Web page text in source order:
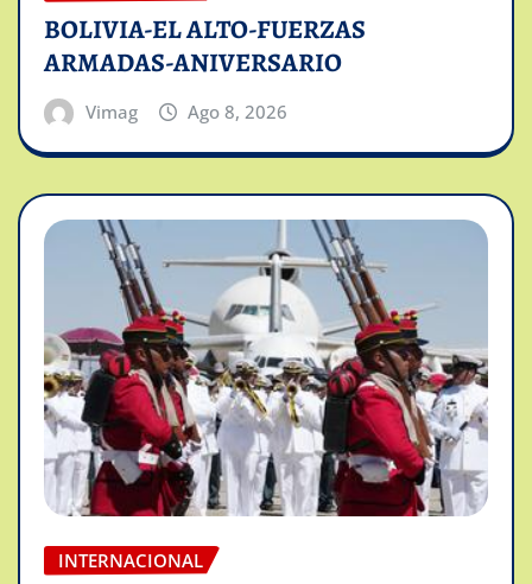
BOLIVIA-EL ALTO-FUERZAS
ARMADAS-ANIVERSARIO
Vimag Ago 8, 2026
INTERNACIONAL